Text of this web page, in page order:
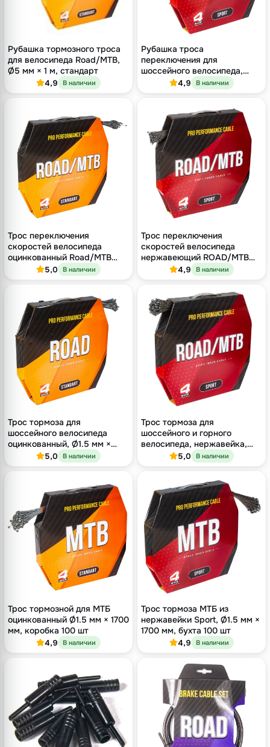
Рубашка тормозного троса
для велосипеда Road/MTB,
Ø5 мм × 1 м, стандарт
4,9 В наличии
Рубашка троса
переключения для
шоссейного велосипеда,
Ø4.5 мм × 1 м
4,9 В наличии
Трос переключения
скоростей велосипеда
оцинкованный Road/MTB
Standard, Ø1.1 мм × 2100 мм
5,0 В наличии
Трос переключения
скоростей велосипеда
нержавеющий ROAD/MTB
Sport, Ø1.1 мм × 2100 мм
4,9 В наличии
Трос тормоза для
шоссейного велосипеда
оцинкованный, Ø1.5 мм ×
1700 мм, бобышка Shimano
5,0 В наличии
Трос тормоза для
шоссейного и горного
велосипеда, нержавейка,
серия Sport, ROAD/MTB
5,0 В наличии
Трос тормозной для МТБ
оцинкованный Ø1.5 мм × 1700
мм, коробка 100 шт
4,9 В наличии
Трос тормоза МТБ из
нержавейки Sport, Ø1.5 мм ×
1700 мм, бухта 100 шт
4,9 В наличии